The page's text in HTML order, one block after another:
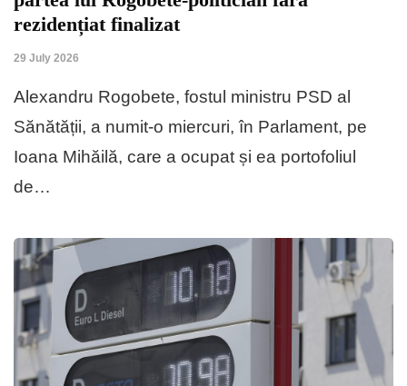
rezidențiat finalizat
29 July 2026
Alexandru Rogobete, fostul ministru PSD al
Sănătății, a numit-o miercuri, în Parlament, pe
Ioana Mihăilă, care a ocupat și ea portofoliul
de…